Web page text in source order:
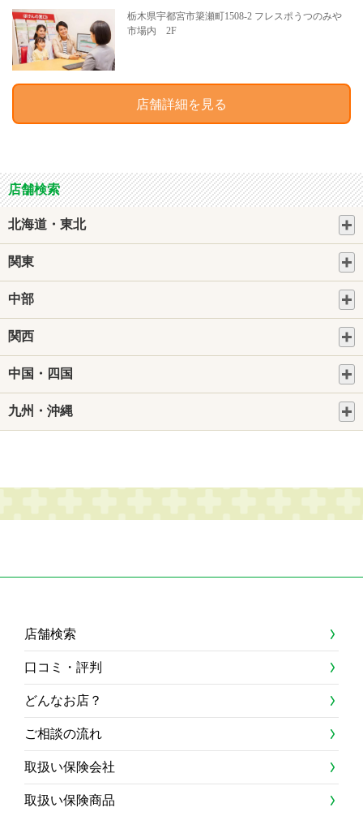
栃木県宇都宮市簗瀬町1508-2 フレスポうつのみや
市場内 2F
店舗詳細を見る
店舗検索
北海道・東北
関東
中部
関西
中国・四国
九州・沖縄
店舗検索
口コミ・評判
どんなお店？
ご相談の流れ
取扱い保険会社
取扱い保険商品